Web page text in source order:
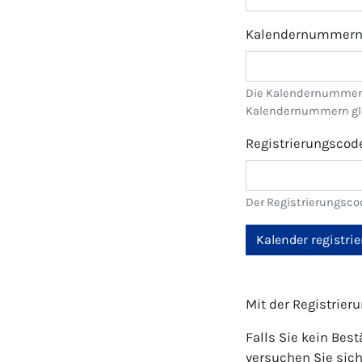
Kalendernummern
Die
Kalendernummern
Der
Kalender
Mit der
Falls Sie kein
versuchen Sie